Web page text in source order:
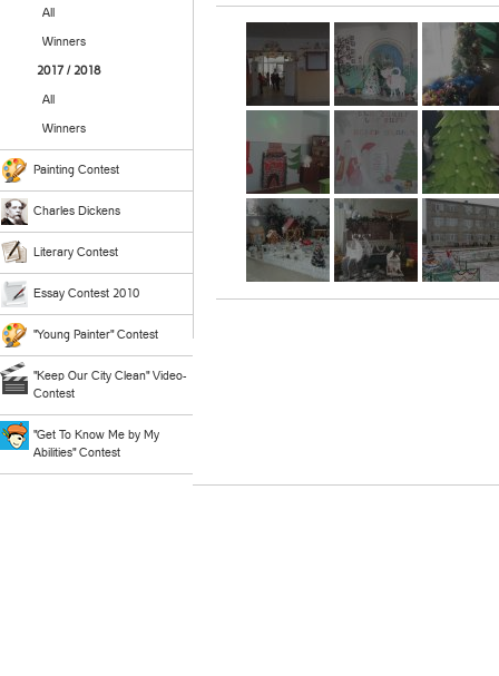
All
Winners
2017 / 2018
All
Winners
Painting Contest
Charles Dickens
Literary Contest
Essay Contest 2010
"Young Painter" Contest
"Keep Our City Clean" Video-
Contest
"Get To Know Me by My
Abilities" Contest